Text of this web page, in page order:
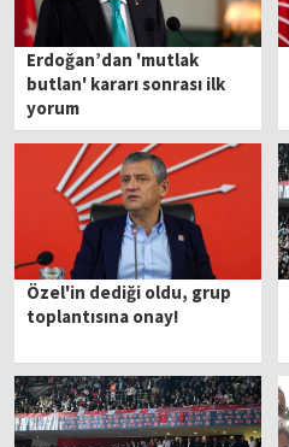
Erdoğan’dan 'mutlak
butlan' kararı sonrası ilk
yorum
Özel'in dediği oldu, grup
toplantısına onay!